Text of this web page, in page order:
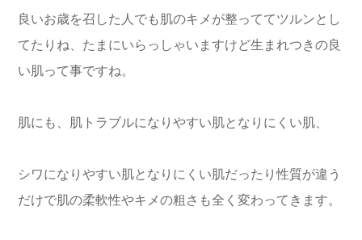
良いお歳を召した人でも肌のキメが整っててツルンとし
てたりね、たまにいらっしゃいますけど生まれつきの良
い肌って事ですね。
肌にも、肌トラブルになりやすい肌となりにくい肌、
シワになりやすい肌となりにくい肌だったり性質が違う
だけで肌の柔軟性やキメの粗さも全く変わってきます。